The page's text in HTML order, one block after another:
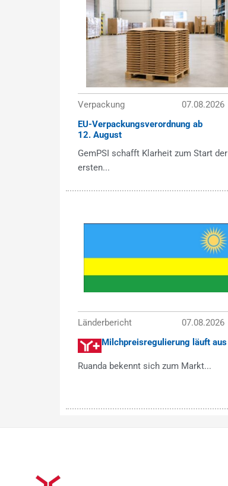
Verpackung
07.08.2026
EU-Verpackungsverordnung ab
12. August
GemPSI schafft Klarheit zum Start der
ersten...
Länderbericht
07.08.2026
Milchpreisregulierung läuft aus
Ruanda bekennt sich zum Markt...